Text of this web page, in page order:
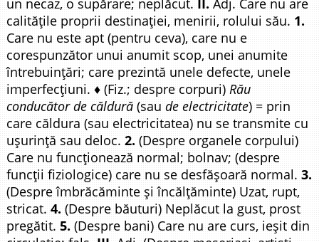
calitățile proprii destinației, menirii, rolului său. 1.
Care nu este apt (pentru ceva), care nu e
corespunzător unui anumit scop, unei anumite
întrebuințări; care prezintă unele defecte, unele
imperfecțiuni. ♦ (Fiz.; despre corpuri) Rău
conducător de căldură (saude electricitate) = prin
care căldura (sau electricitatea) nu se transmite cu
ușurință sau deloc.2. (Despre organele corpului)
Care nu funcționează normal; bolnav; (despre
funcții fiziologice) care nu se desfășoară normal.3.
(Despre îmbrăcăminte și încălțăminte) Uzat, rupt,
stricat.4. (Despre băuturi) Neplăcut la gust, prost
pregătit.5. (Despre bani) Care nu are curs, ieșit din